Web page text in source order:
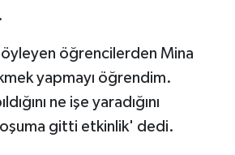
öğrencilerden Mina
yapmayı öğrendim.
ne işe yaradığını
gitti etkinlik' dedi.